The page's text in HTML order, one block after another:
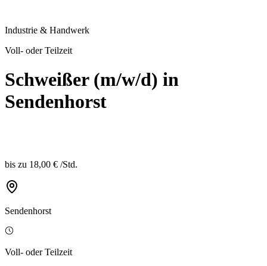
Industrie & Handwerk
Voll- oder Teilzeit
Schweißer (m/w/d) in
Sendenhorst
bis zu 18,00 € /Std.
Sendenhorst
Voll- oder Teilzeit